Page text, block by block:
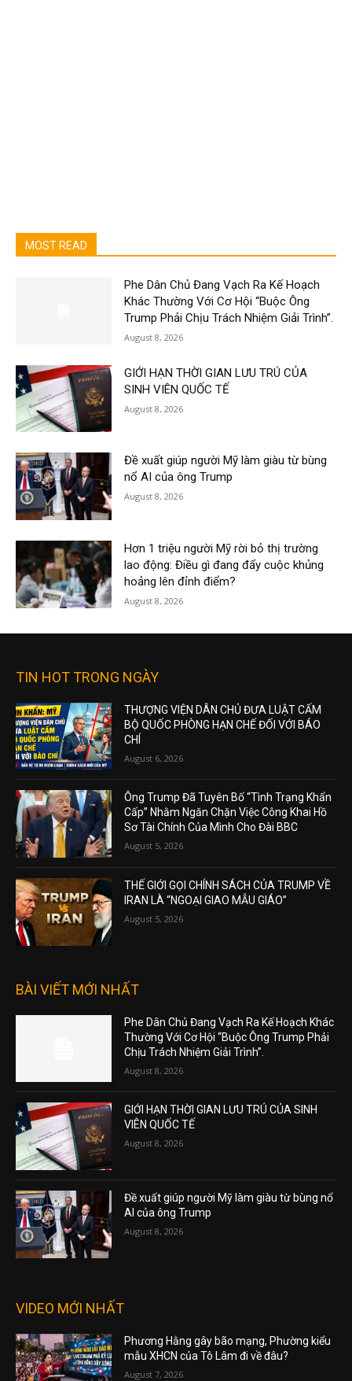
MOST READ
Phe Dân Chủ Đang Vạch Ra Kế Hoạch
Khác Thường Với Cơ Hội “Buộc Ông
Trump Phải Chịu Trách Nhiệm Giải Trình”.
August 8, 2026
GIỚI HẠN THỜI GIAN LƯU TRÚ CỦA
SINH VIÊN QUỐC TẾ
August 8, 2026
Đề xuất giúp người Mỹ làm giàu từ bùng
nổ AI của ông Trump
August 8, 2026
Hơn 1 triệu người Mỹ rời bỏ thị trường
lao động: Điều gì đang đẩy cuộc khủng
hoảng lên đỉnh điểm?
August 8, 2026
TIN HOT TRONG NGÀY
THƯỢNG VIỆN DÂN CHỦ ĐƯA LUẬT CẤM
BỘ QUỐC PHÒNG HẠN CHẾ ĐỐI VỚI BÁO
CHÍ
August 6, 2026
Ông Trump Đã Tuyên Bố “Tình Trạng Khẩn
Cấp” Nhằm Ngăn Chặn Việc Công Khai Hồ
Sơ Tài Chính Của Mình Cho Đài BBC
August 5, 2026
THẾ GIỚI GỌI CHÍNH SÁCH CỦA TRUMP VỀ
IRAN LÀ “NGOẠI GIAO MẪU GIÁO”
August 5, 2026
BÀI VIẾT MỚI NHẤT
Phe Dân Chủ Đang Vạch Ra Kế Hoạch Khác
Thường Với Cơ Hội “Buộc Ông Trump Phải
Chịu Trách Nhiệm Giải Trình”.
August 8, 2026
GIỚI HẠN THỜI GIAN LƯU TRÚ CỦA SINH
VIÊN QUỐC TẾ
August 8, 2026
Đề xuất giúp người Mỹ làm giàu từ bùng nổ
AI của ông Trump
August 8, 2026
VIDEO MỚI NHẤT
Phương Hằng gây bão mạng, Phường kiểu
mẫu XHCN của Tô Lâm đi về đâu?
August 7, 2026